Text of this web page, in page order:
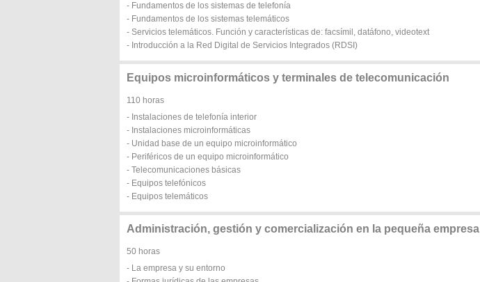
- Fundamentos de los sistemas de telefonía
- Fundamentos de los sistemas telemáticos
- Servicios telemáticos. Función y características de: facsímil, datáfono, videotext
- Introducción a la Red Digital de Servicios Integrados (RDSI)
Equipos microinformáticos y terminales de telecomunicación
110 horas
- Instalaciones de telefonía interior
- Instalaciones microinformáticas
- Unidad base de un equipo microinformático
- Periféricos de un equipo microinformático
- Telecomunicaciones básicas
- Equipos telefónicos
- Equipos telemáticos
Administración, gestión y comercialización en la pequeña empresa
50 horas
- La empresa y su entorno